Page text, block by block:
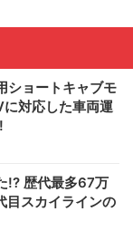
ショートキャブモ
対応した車両運
!? 歴代最多67万
目スカイラインの